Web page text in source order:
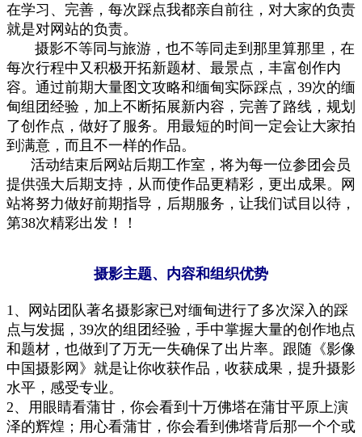
在学习、完善，每次踩点我都亲自前往，对大家的负责
就是对网站的负责。
摄影不等同与旅游，也不等同走到那里算那里，在
每次行程中又积极开拓新题材、最景点，丰富创作内
容。通过前期大量图文攻略和缅甸实际踩点，39次的缅
甸组团经验，加上不断拓展新内容，完善了路线，规划
了创作点，做好了服务。用最短的时间一定会让大家拍
到满意，而且不一样的作品。
活动结束后网站后期工作室，将为每一位参团会员
提供强大后期支持，从而使作品更精彩，更出成果。
网
站将努力做好前期指导，后期服务，让我们试目以待，
第38次精彩出发！！
摄影主题、内容和组织优势
1、网站团队著名摄影家已对缅甸进行了多次深入的踩
点与发掘，39次的组团经验，手中掌握大量的创作地点
和题材，也做到了万无一失确保了出片率。 跟随 《影像
中国摄影网》就是让你收获作品，收获成果，提升摄影
水平，感受专业。
2、用眼睛看蒲甘，你会看到十万佛塔在蒲甘平原上演
泽的辉煌；用心看蒲甘，你会看到佛塔背后那一个个或